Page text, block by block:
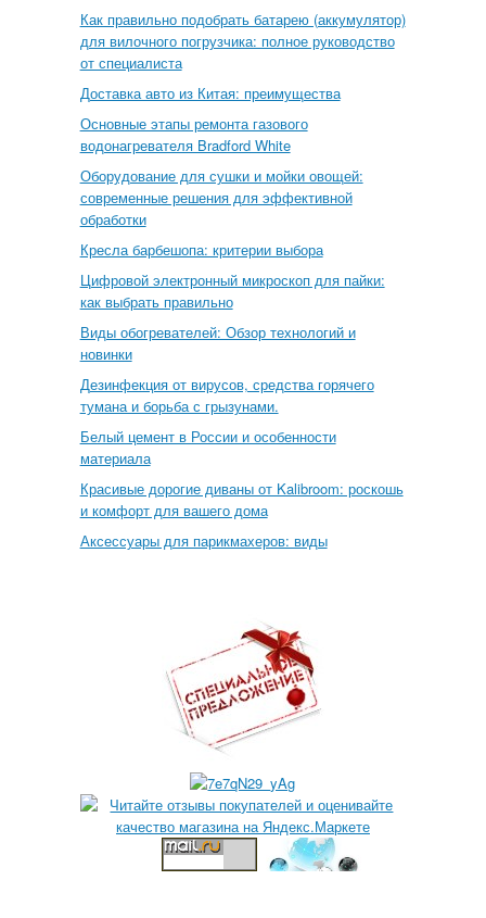
Как правильно подобрать батарею (аккумулятор)
для вилочного погрузчика: полное руководство
от специалиста
Доставка авто из Китая: преимущества
Основные этапы ремонта газового
водонагревателя Bradford White
Оборудование для сушки и мойки овощей:
современные решения для эффективной
обработки
Кресла барбешопа: критерии выбора
Цифровой электронный микроскоп для пайки:
как выбрать правильно
Виды обогревателей: Обзор технологий и
новинки
Дезинфекция от вирусов, средства горячего
тумана и борьба с грызунами.
Белый цемент в России и особенности
материала
Красивые дорогие диваны от Kalibroom: роскошь
и комфорт для вашего дома
Аксессуары для парикмахеров: виды